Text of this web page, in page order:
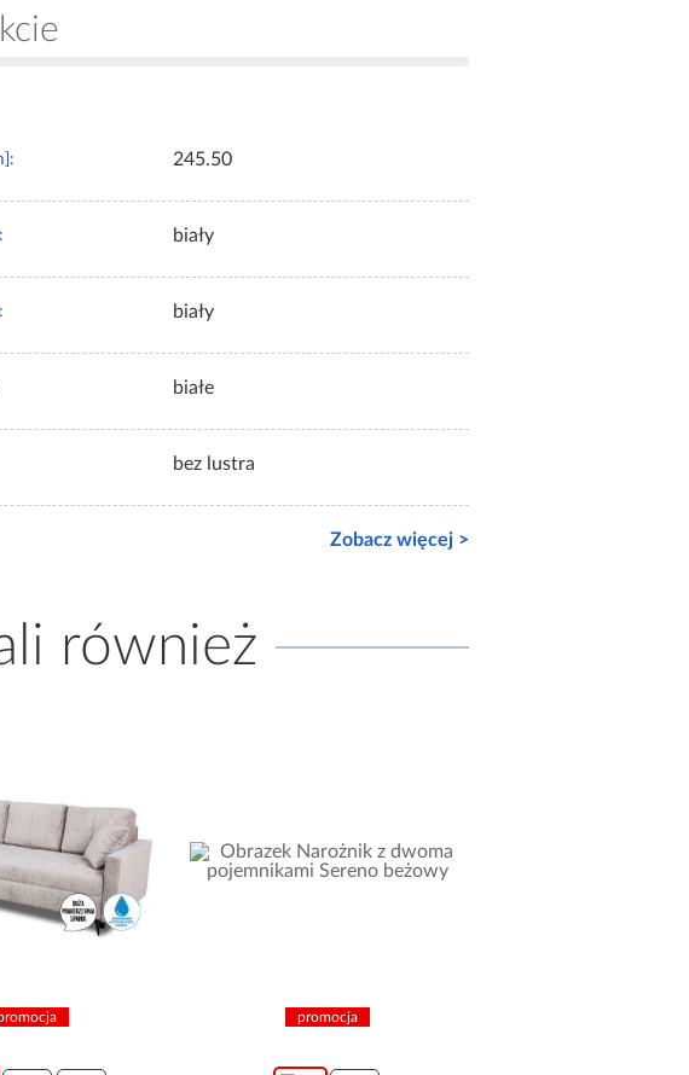
245.50
biały
biały
białe
bez lustra
Zobacz więcej >
również
promocja